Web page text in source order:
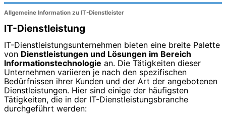
Allgemeine Information zu IT-Dienstleister
IT-Dienstleistung
IT-Dienstleistungsunternehmen bieten eine breite Palette
von Dienstleistungen und Lösungen im Bereich
Informationstechnologie an. Die Tätigkeiten dieser
Unternehmen variieren je nach den spezifischen
Bedürfnissen ihrer Kunden und der Art der angebotenen
Dienstleistungen. Hier sind einige der häufigsten
Tätigkeiten, die in der IT-Dienstleistungsbranche
durchgeführt werden: